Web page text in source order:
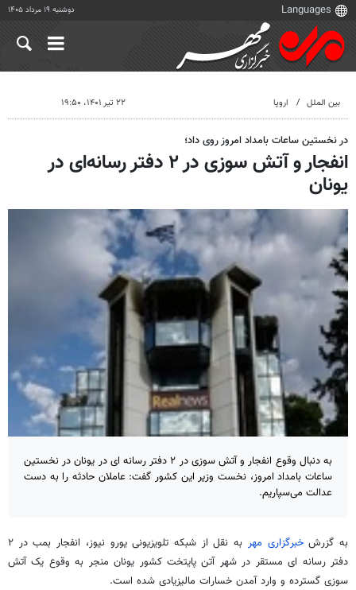
دوشنبه ۱۹ مرداد ۱۴۰۵
بین الملل اروپا ۲۲ تیر ۱۴۰۱، ۱۹:۵۰
در نخستین ساعات بامداد امروز روی داد؛
انفجار و آتش سوزی در ۲ دفتر رسانه‌ای در
یونان
به دنبال وقوع انفجار و آتش سوزی در ۲ دفتر رسانه‌ ای در یونان در نخستین
ساعات بامداد امروز، نخست وزیر این کشور گفت: عاملان حادثه را به دست
عدالت می‌سپاریم.
به گزرشخبرگزاری مهر
به نقل از شبکه تلویزیونی یورو نیوز، انفجار بمب در ۲
دفتر رسانه‌ ای مستقر در شهر آتن پایتخت کشور یونان منجر به وقوع یک آتش
سوزی گسترده و وارد آمدن خسارات مالیزیادی شده است.